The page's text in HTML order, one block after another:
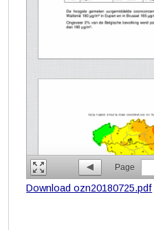
Page
Download ozn20180725.pdf